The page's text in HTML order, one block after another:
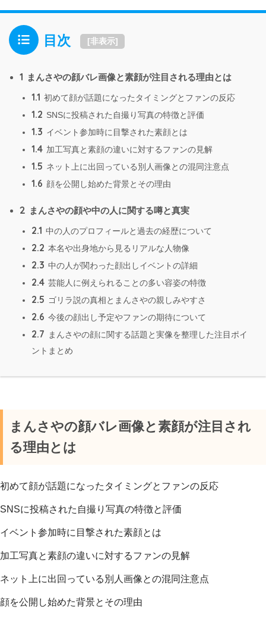
目次 [非表示]
1 まんさやの顔バレ画像と素顔が注目される理由とは
1.1 初めて顔が話題になったタイミングとファンの反応
1.2 SNSに投稿された自撮り写真の特徴と評価
1.3 イベント参加時に目撃された素顔とは
1.4 加工写真と素顔の違いに対するファンの見解
1.5 ネット上に出回っている別人画像との混同注意点
1.6 顔を公開し始めた背景とその理由
2 まんさやの顔や中の人に関する噂と真実
2.1 中の人のプロフィールと過去の経歴について
2.2 本名や出身地から見るリアルな人物像
2.3 中の人が関わった顔出しイベントの詳細
2.4 芸能人に例えられることの多い容姿の特徴
2.5 ゴリラ説の真相とまんさやの親しみやすさ
2.6 今後の顔出し予定やファンの期待について
2.7
まんさやの顔に関する話題と実像を整理した注目ポイ
ントまとめ
まんさやの顔バレ画像と素顔が注目され
る理由とは
初めて顔が話題になったタイミングとファンの反応
SNSに投稿された自撮り写真の特徴と評価
イベント参加時に目撃された素顔とは
加工写真と素顔の違いに対するファンの見解
ネット上に出回っている別人画像との混同注意点
顔を公開し始めた背景とその理由